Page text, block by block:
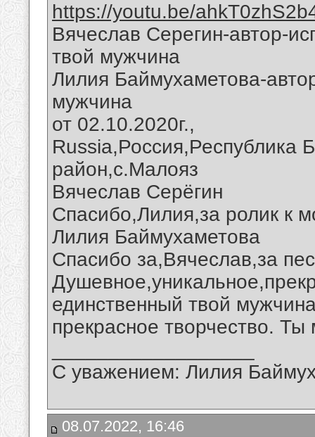
https://youtu.be/
Вячеслав Серегин-автор-
твой мужчина
Лилия Баймухаметова-
мужчина
от 02.10.2020г.,
Russia,Россия,Республика
район,с.Малояз
Вячеслав Серёгин
Спасибо,Лилия,за ролик к
Лилия Баймухаметова
Спасибо за,Вячеслав,за
единственный твой
прекрасное творчество.
С уважением: Лилия
08.07.2022, 16:46